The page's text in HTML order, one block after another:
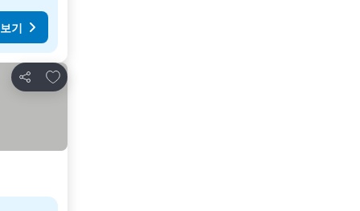
기
공유
즐겨찾기에 추가